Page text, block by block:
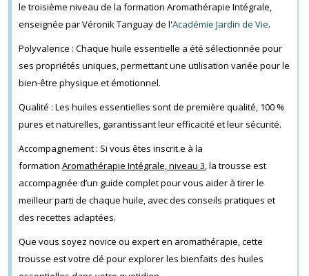
le troisième niveau de la formation Aromathérapie Intégrale,
enseignée par Véronik Tanguay de l'Académie Jardin de Vie.
Polyvalence : Chaque huile essentielle a été sélectionnée pour
ses propriétés uniques, permettant une utilisation variée pour le
bien-être physique et émotionnel.
Qualité : Les huiles essentielles sont de première qualité, 100 %
pures et naturelles, garantissant leur efficacité et leur sécurité.
Accompagnement : Si vous êtes inscrit.e à la
formation Aromathérapie Intégrale, niveau 3, la trousse est
accompagnée d’un guide complet pour vous aider à tirer le
meilleur parti de chaque huile, avec des conseils pratiques et
des recettes adaptées.
Que vous soyez novice ou expert en aromathérapie, cette
trousse est votre clé pour explorer les bienfaits des huiles